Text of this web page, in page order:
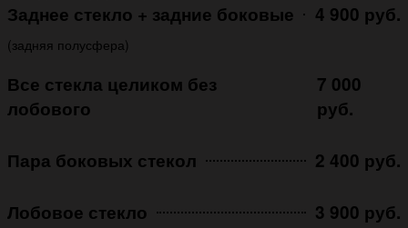
Заднее стекло + задние боковые 4 900 руб.
(задняя полусфера)
Все стекла целиком без
лобового
7 000
руб.
Пара боковых стекол 2 400 руб.
Лобовое стекло 3 900 руб.